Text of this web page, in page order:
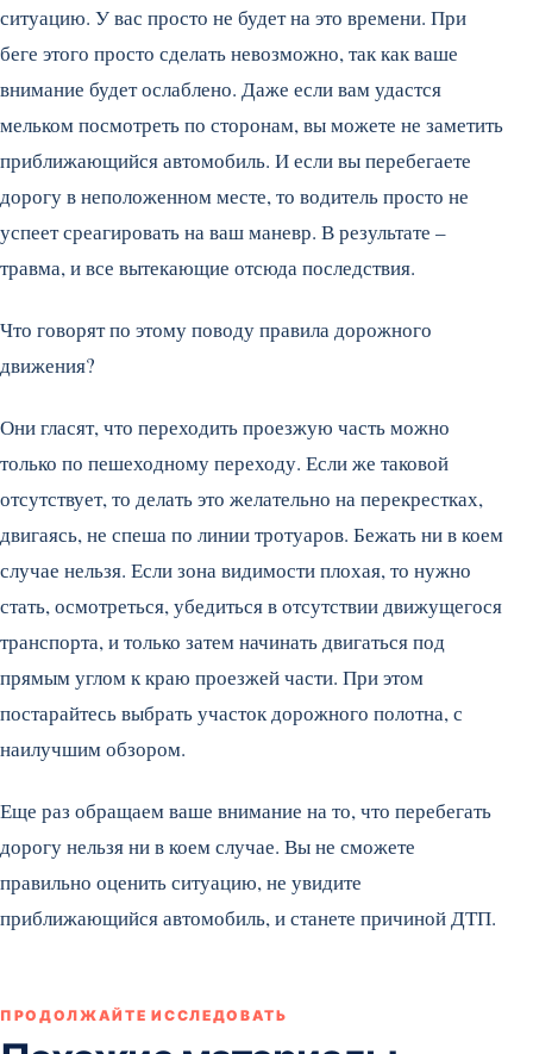
ситуацию. У вас просто не будет на это времени. При
беге этого просто сделать невозможно, так как ваше
внимание будет ослаблено. Даже если вам удастся
мельком посмотреть по сторонам, вы можете не заметить
приближающийся автомобиль. И если вы перебегаете
дорогу в неположенном месте, то водитель просто не
успеет среагировать на ваш маневр. В результате –
травма, и все вытекающие отсюда последствия.
Что говорят по этому поводу правила дорожного
движения?
Они гласят, что переходить проезжую часть можно
только по пешеходному переходу. Если же таковой
отсутствует, то делать это желательно на перекрестках,
двигаясь, не спеша по линии тротуаров. Бежать ни в коем
случае нельзя. Если зона видимости плохая, то нужно
стать, осмотреться, убедиться в отсутствии движущегося
транспорта, и только затем начинать двигаться под
прямым углом к краю проезжей части. При этом
постарайтесь выбрать участок дорожного полотна, с
наилучшим обзором.
Еще раз обращаем ваше внимание на то, что перебегать
дорогу нельзя ни в коем случае. Вы не сможете
правильно оценить ситуацию, не увидите
приближающийся автомобиль, и станете причиной ДТП.
ПРОДОЛЖАЙТЕ ИССЛЕДОВАТЬ